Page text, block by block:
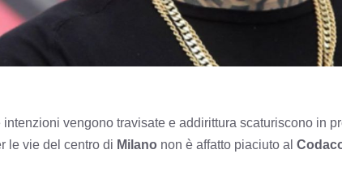
vengono travisate e addirittura scaturiscono in
le vie del centro di Milano non è affatto piaciuto al